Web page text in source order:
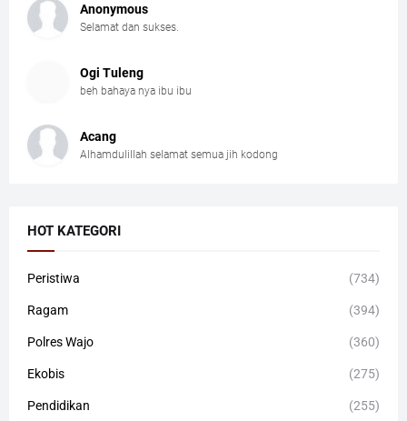
Anonymous
Selamat dan sukses.
Ogi Tuleng
beh bahaya nya ibu ibu
Acang
Alhamdulillah selamat semua jih kodong
HOT KATEGORI
Peristiwa (734)
Ragam (394)
Polres Wajo (360)
Ekobis (275)
Pendidikan (255)